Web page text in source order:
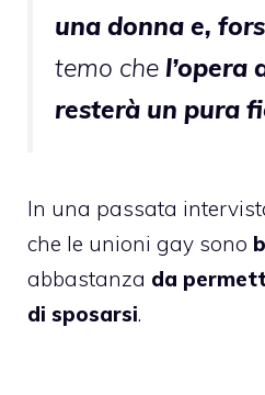
una donna e,
temo che l’opera
resterà un pura
In una passata
che le unioni gay sono
abbastanza da
di sposarsi.